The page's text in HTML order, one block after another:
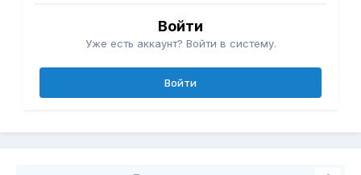
Войти
Уже есть аккаунт? Войти в систему.
Войти